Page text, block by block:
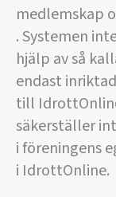
medlemskap
. Systemen
hjälp av så
endast
till
säkerställer
i föreningens
i IdrottOnline.